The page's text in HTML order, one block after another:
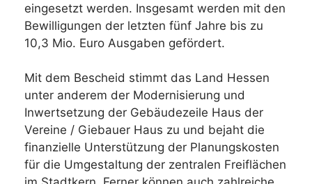
eingesetzt werden. Insgesamt werden mit den
Bewilligungen der letzten fünf Jahre bis zu
10,3 Mio. Euro Ausgaben gefördert.
Mit dem Bescheid stimmt das Land Hessen
unter anderem der Modernisierung und
Inwertsetzung der Gebäudezeile Haus der
Vereine / Giebauer Haus zu und bejaht die
finanzielle Unterstützung der Planungskosten
für die Umgestaltung der zentralen Freiflächen